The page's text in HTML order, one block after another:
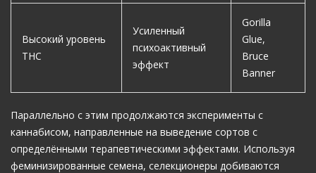
Высокий уровень
THC
Усиленный
психоактивный
эффект
Gorilla
Glue,
Bruce
Banner
Параллельно с этим продолжаются эксперименты с
каннабисом, направленные на выведение сортов с
определёнными терапевтическими эффектами. Используя
феминизированные семена, селекционеры добиваются